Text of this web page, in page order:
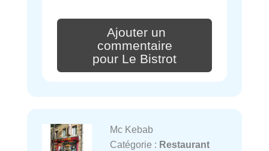
Ajouter un
commentaire
pour Le Bistrot
Mc Kebab
Catégorie : Restaurant